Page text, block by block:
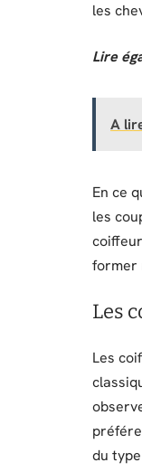
les
Lire
A
En ce
les
former
Les
Les
du